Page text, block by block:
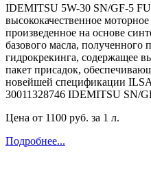
IDEMITSU 5W-30 SN/GF-5
высококачественное
произведенное на основе
базового масла, полученного
гидрокрекинга, содержащее
пакет присадок,
новейшей спецификации
30011328746 IDEMITSU SN/
Цена от 1100 руб. за 1 л.
Подробнее...